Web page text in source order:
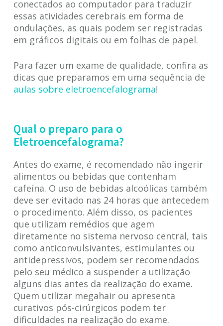
conectados ao computador para traduzir
essas atividades cerebrais em forma de
ondulações, as quais podem ser registradas
em gráficos digitais ou em folhas de papel.
Para fazer um exame de qualidade, confira as
dicas que preparamos em uma sequência de
aulas sobre eletroencefalograma!
Qual o preparo para o
Eletroencefalograma?
Antes do exame, é recomendado não ingerir
alimentos ou bebidas que contenham
cafeína. O uso de bebidas alcoólicas também
deve ser evitado nas 24 horas que antecedem
o procedimento. Além disso, os pacientes
que utilizam remédios que agem
diretamente no sistema nervoso central, tais
como anticonvulsivantes, estimulantes ou
antidepressivos, podem ser recomendados
pelo seu médico a suspender a utilização
alguns dias antes da realização do exame.
Quem utilizar megahair ou apresenta
curativos pós-cirúrgicos podem ter
dificuldades na realização do exame.